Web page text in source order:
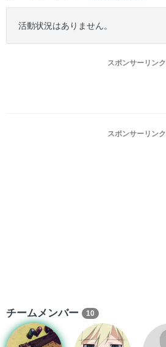
活動状況はありません。
スポンサーリンク
スポンサーリンク
チームメンバー 10